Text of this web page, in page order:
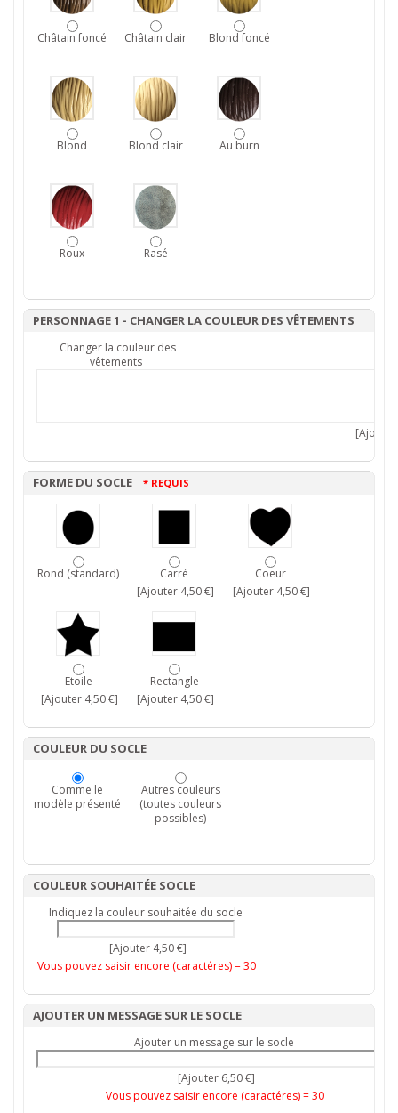
Châtain foncé Châtain clair Blond foncé
Blond Blond clair Au burn
Roux Rasé
PERSONNAGE 1 - CHANGER LA COULEUR DES VÊTEMENTS
Changer la couleur des
vêtements
FORME DU SOCLE * REQUIS
Rond (standard)
Carré
[Ajouter 4,50 €]
Coeur
[Ajouter 4,50 €]
Etoile
[Ajouter 4,50 €]
Rectangle
[Ajouter 4,50 €]
COULEUR DU SOCLE
Comme le
modèle présenté
Autres couleurs
(toutes couleurs
possibles)
COULEUR SOUHAITÉE SOCLE
Indiquez la couleur souhaitée du socle
[Ajouter 4,50 €]
Vous pouvez saisir encore (caractéres) =30
AJOUTER UN MESSAGE SUR LE SOCLE
Ajouter un message sur le socle
[Ajouter 6,50 €]
Vous pouvez saisir encore (caractéres) =30